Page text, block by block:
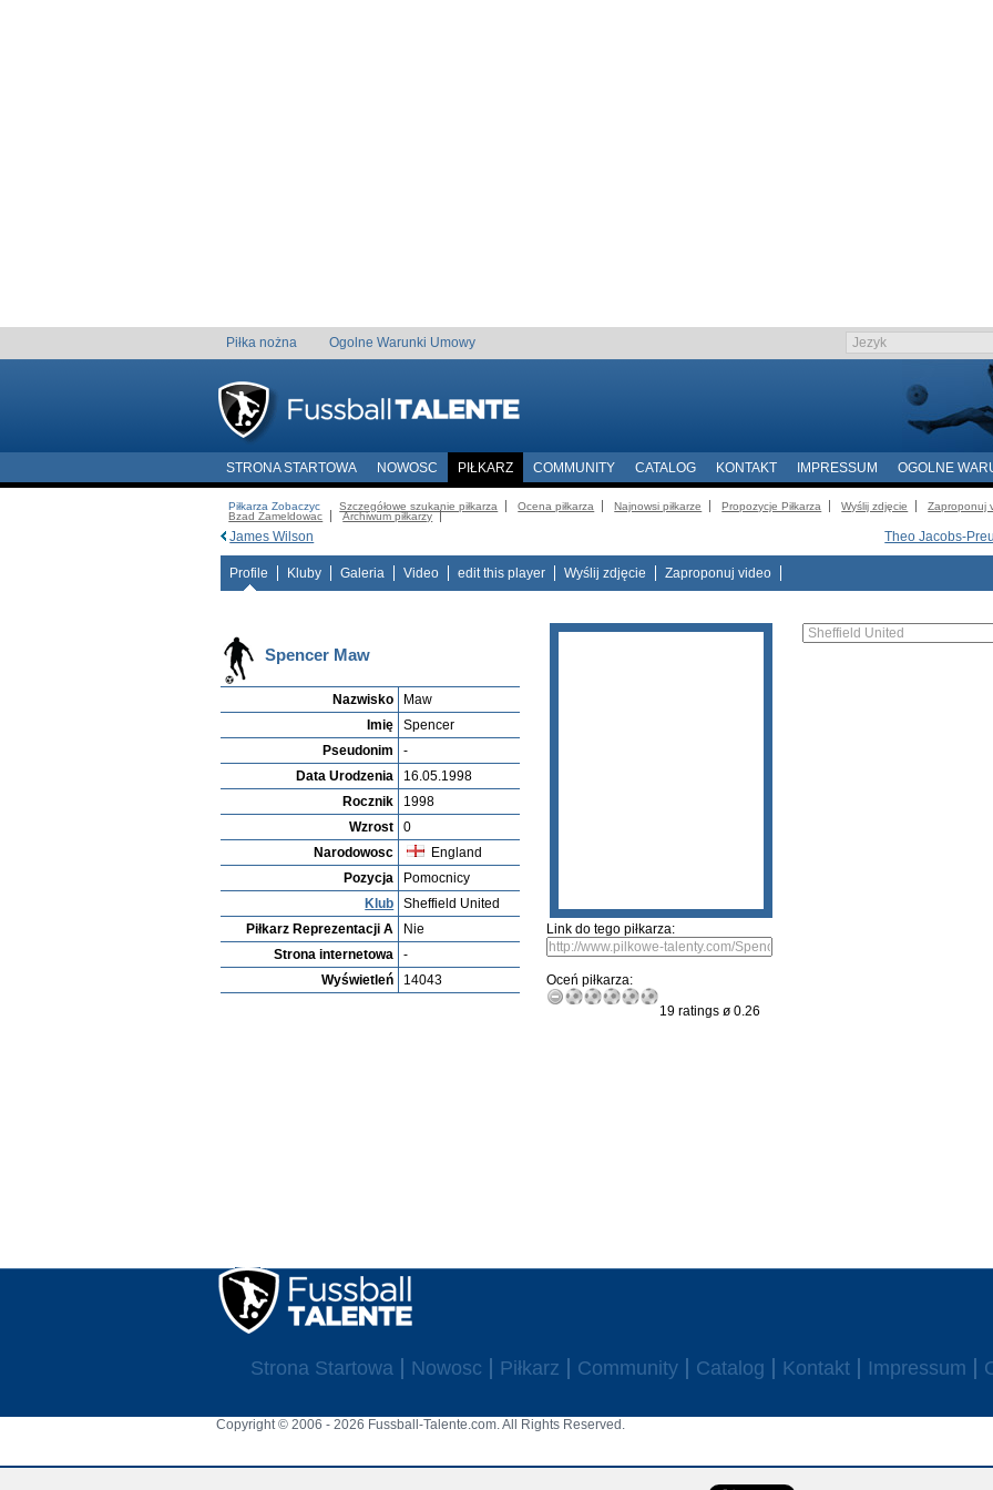
Piłka nożna Ogolne Warunki Umowy
STRONA STARTOWA NOWOSC PIŁKARZ COMMUNITY CATALOG KONTAKT IMPRESSUM OGOLNE
Piłkarza Zobaczyc Szczegółowe szukanie piłkarza Ocena piłkarza Najnowsi piłkarze Propozycje Piłkarza Wyślij zdjęcie
Zaproponuj
Bzad Zameldowac
Archiwum piłkarzy
Theo Jacobs-
James Wilson
Profile Kluby Galeria Video edit this player Wyślij zdjęcie Zaproponuj video
Spencer Maw
Nazwisko
Maw
Imię
Spencer
Pseudonim
-
Data Urodzenia
16.05.1998
Rocznik
1998
Wzrost
0
Narodowosc
England
Pozycja
Pomocnicy
Klub
Sheffield United
Piłkarz Reprezentacji A
Nie
Strona internetowa
-
Wyświetleń
14043
Link do tego piłkarza:
Oceń piłkarza:
19 ratings ø 0.26
Strona Startowa Nowosc Piłkarz Community Catalog Kontakt Impressum
Copyright © 2006 - 2026 Fussball-Talente.com. All Rights Reserved.